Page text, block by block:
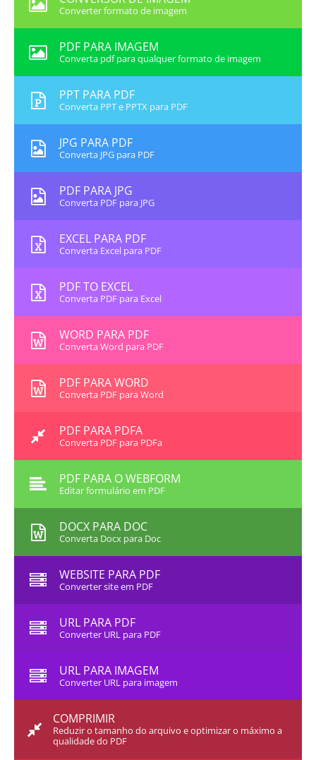
Converter formato de imagem
PDF PARA IMAGEM
Converta pdf para qualquer formato de imagem
PPT PARA PDF
Converta PPT e PPTX para PDF
JPG PARA PDF
Converta JPG para PDF
PDF PARA JPG
Converta PDF para JPG
EXCEL PARA PDF
Converta Excel para PDF
PDF TO EXCEL
Converta PDF para Excel
WORD PARA PDF
Converta Word para PDF
PDF PARA WORD
Converta PDF para Word
PDF PARA PDFA
Converta PDF para PDFa
PDF PARA O WEBFORM
Editar formulário em PDF
DOCX PARA DOC
Converta Docx para Doc
WEBSITE PARA PDF
Converter site em PDF
URL PARA PDF
Converter URL para PDF
URL PARA IMAGEM
Converter URL para imagem
COMPRIMIR
Reduzir o tamanho do arquivo e optimizar o máximo a
qualidade do PDF